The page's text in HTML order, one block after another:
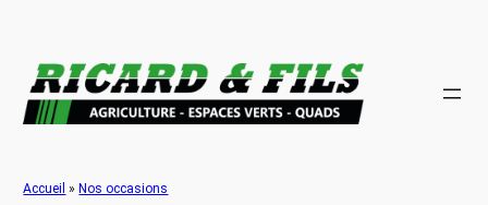
contenu
Accueil » Nos occasions